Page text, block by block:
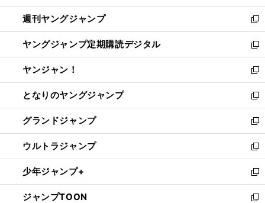
開
く
ウ
で
開
く
ン
ド
ウ
で
開
く
ウ
ィ
ン
ド
ウ
で
開
く
週刊ヤングジャンプ
新
し
い
ウ
ィ
ン
ド
ウ
で
開
く
ヤングジャンプ定期購読デジタル
新
し
い
ウ
ィ
ン
ド
ウ
で
開
く
ヤンジャン！
新
し
い
ウ
ィ
ン
ド
ウ
で
開
く
となりのヤングジャンプ
新
し
い
ウ
ィ
ン
ド
ウ
で
グランドジャンプ
新
し
い
ウ
ィ
ン
ド
ウルトラジャンプ
新
し
い
ウ
ィ
少年ジャンプ+
新
し
い
ジャンプTOON
新